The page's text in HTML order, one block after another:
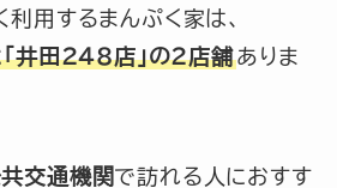
用するまんぷく家は、
「井田248店」の2店舗ありま
交通機関で訪れる人におすす